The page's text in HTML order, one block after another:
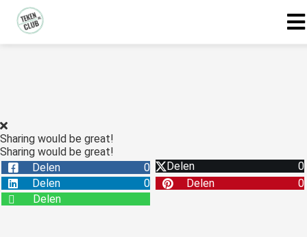
Sharing would be great!
Sharing would be great!
Delen
0 Delen
0
Delen
0 Delen
0
Delen